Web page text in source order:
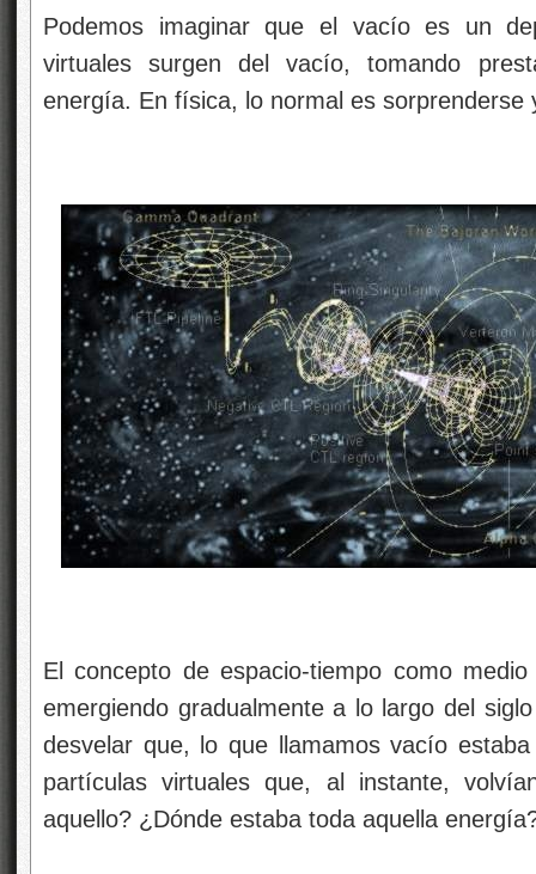
Podemos imaginar que el vacío es un
virtuales surgen del vacío, tomando
energía. En física, lo normal es sorprenderse
El concepto de espacio-tiempo como
emergiendo gradualmente a lo largo del
desvelar que, lo que llamamos vacío
partículas virtuales que, al instante,
aquello? ¿Dónde estaba toda aquella